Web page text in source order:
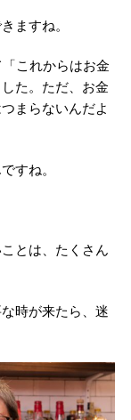
ますね。
これからはお金
た。ただ、お金
まらないんだよ
すね。
とは、たくさん
時が来たら、迷